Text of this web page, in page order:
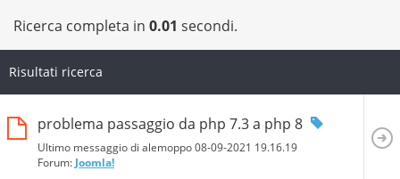
Ricerca completa in 0.01 secondi.
Risultati ricerca
problema passaggio da php 7.3 a php 8
Ultimo messaggio di alemoppo 08-09-2021 19.16.19
Forum: Joomla!